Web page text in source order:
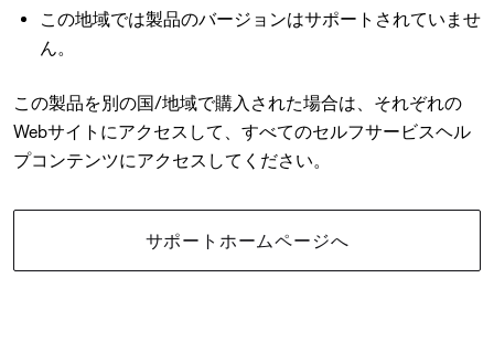
この地域では製品のバージョンはサポートされていませ
ん。
この製品を別の国/地域で購入された場合は、それぞれの
Webサイトにアクセスして、すべてのセルフサービスヘル
プコンテンツにアクセスしてください。
サポートホームページへ